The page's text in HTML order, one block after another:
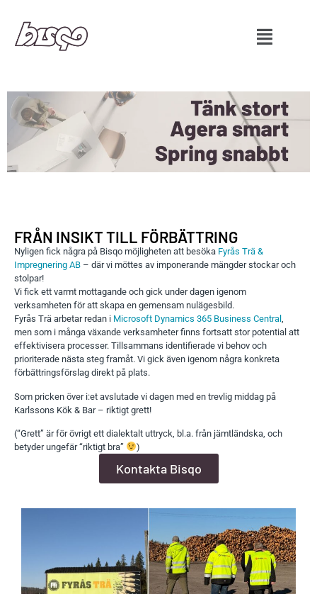
FRÅN INSIKT TILL FÖRBÄTTRING
Nyligen fick några på Bisqo möjligheten att besöka Fyrås Trä &
Impregnering AB – där vi möttes av imponerande mängder stockar och
stolpar!
Vi fick ett varmt mottagande och gick under dagen igenom
verksamheten för att skapa en gemensam nulägesbild.
Fyrås Trä arbetar redan i Microsoft Dynamics 365 Business Central ,
men som i många växande verksamheter finns fortsatt stor potential att
effektivisera processer. Tillsammans identifierade vi behov och
prioriterade nästa steg framåt. Vi gick även igenom några konkreta
förbättringsförslag direkt på plats.
Som pricken över i:et avslutade vi dagen med en trevlig middag på
Karlssons Kök & Bar – riktigt grett!
(“Grett” är för övrigt ett dialektalt uttryck, bl.a. från jämtländska, och
betyder ungefär “riktigt bra”
)
Kontakta Bisqo